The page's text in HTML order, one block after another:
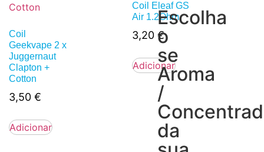
Escolha
o
se
Aroma
/
da
Coil
Geekvape 2 x
Juggernaut
Clapton +
Cotton
3,50 €
Adicionar
Coil Eleaf GS
Air 1.2Ohm
3,20 €
Adicionar